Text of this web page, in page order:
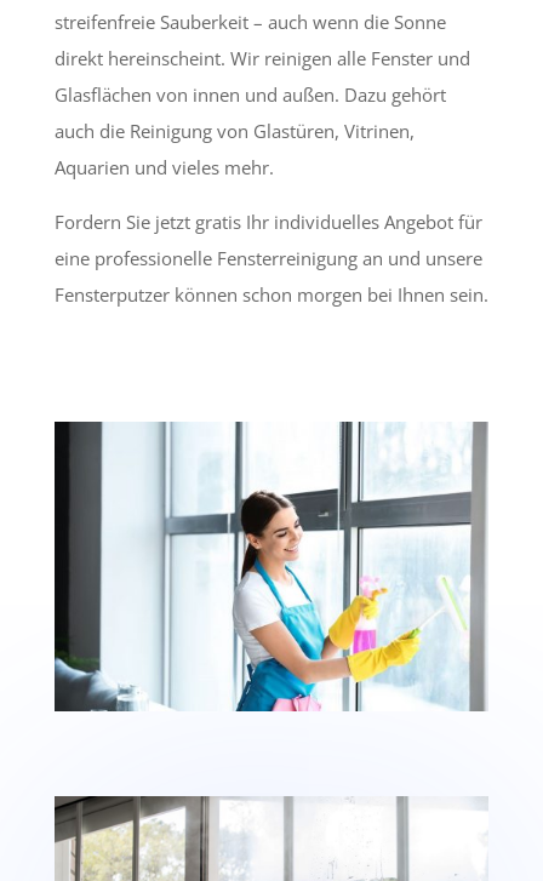
streifenfreie Sauberkeit – auch wenn die Sonne
direkt hereinscheint. Wir reinigen alle Fenster und
Glasflächen von innen und außen. Dazu gehört
auch die Reinigung von Glastüren, Vitrinen,
Aquarien und vieles mehr.
Fordern Sie jetzt gratis Ihr individuelles Angebot für
eine professionelle Fensterreinigung an und unsere
Fensterputzer können schon morgen bei Ihnen sein.